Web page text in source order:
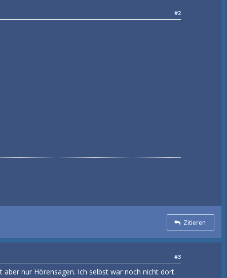
#2
Zitieren
#3
nur Hörensagen. Ich selbst war noch nicht dort.